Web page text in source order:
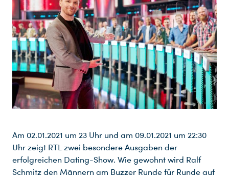
Am 02.01.2021 um 23 Uhr und am 09.01.2021 um 22:30
Uhr zeigt RTL zwei besondere Ausgaben der
erfolgreichen Dating-Show. Wie gewohnt wird Ralf
Schmitz den Männern am Buzzer Runde für Runde auf